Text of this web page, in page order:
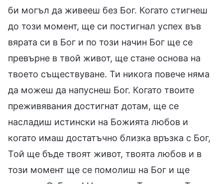
би могъл да живееш без Бог. Когато стигнеш
до този момент, ще си постигнал успех във
вярата си в Бог и по този начин Бог ще се
превърне в твой живот, ще стане основа на
твоето съществуване. Ти никога повече няма
да можеш да напуснеш Бог. Когато твоите
преживявания достигнат дотам, ще се
насладиш истински на Божията любов и
когато имаш достатъчно близка връзка с Бог,
Той ще бъде твоят живот, твоята любов и в
този момент ще се помолиш на Бог и ще